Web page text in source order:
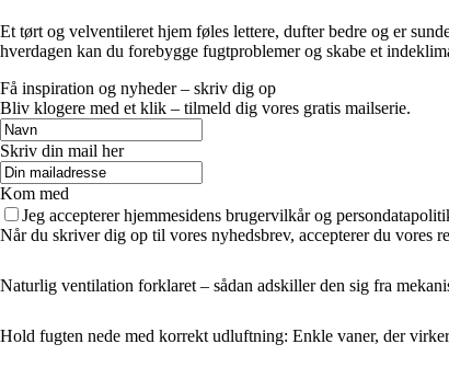
Et tørt og velventileret hjem føles lettere, dufter bedre og er
hverdagen kan du forebygge fugtproblemer og skabe et
Få inspiration og nyheder – skriv dig op
Bliv klogere med et klik – tilmeld dig vores gratis mailserie.
Skriv din mail her
Kom med
Jeg accepterer hjemmesidens brugervilkår og
Når du skriver dig op til vores nyhedsbrev, accepterer du
Naturlig ventilation forklaret – sådan adskiller den sig fra
Hold fugten nede med korrekt udluftning: Enkle vaner, der virker